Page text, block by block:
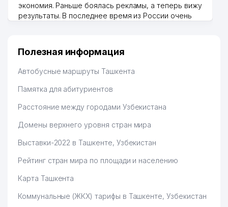
экономия. Раньше боялась рекламы, а теперь вижу
результаты. В последнее время из России очень
Hamida 03.08.2026 12:45:39
Полезная информация
Автобусные маршруты Ташкента
Памятка для абитуриентов
Расстояние между городами Узбекистана
Домены верхнего уровня стран мира
Выставки-2022 в Ташкенте, Узбекистан
Рейтинг стран мира по площади и населению
Карта Ташкента
Коммунальные (ЖКХ) тарифы в Ташкенте, Узбекистан